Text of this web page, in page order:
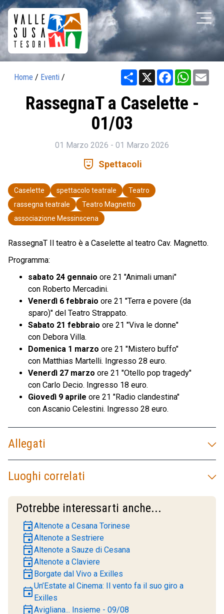
Home / Eventi / Share X Facebook
RassegnaT a Caselette -
01/03
01 Marzo 2026 - 01 Marzo 2026
comedy_mask Spettacoli
Caselette spettacolo teatrale
Teatro
rassegna teatrale
Teatro Magnetto
associazione Messinscena
RassegnaT Il teatro è a Caselette al teatro Cav. Magnetto.
Programma:
sabato 24 gennaio ore 21 "Animali umani"
con Roberto Mercadini.
Venerdì 6 febbraio ore 21 "Terra e povere (da
sparo)" del Teatro Strappato.
Sabato 21 febbraio ore 21 "Viva le donne"
con Debora Villa.
Domenica 1 marzo ore 21 "Mistero buffo"
con Matthias Martelli. Ingresso 28 euro.
Venerdì 27 marzo ore 21 "Otello pop tragedy"
con Carlo Decio. Ingresso 18 euro.
Giovedì 9 aprile ore 21 "Radio clandestina"
con Ascanio Celestini. Ingresso 28 euro.
Allegati
Luoghi correlati
Potrebbe interessarti anche...
eventAltenote a Cesana Torinese
eventAltenote a Sestriere
eventAltenote a Sauze di Cesana
eventAltenote a Claviere
event Borgate dal Vivo a Exilles
eventUn’Estate al Cinema: Il vento fa il suo giro a
Exilles
eventAvigliana... Insieme - 09/08